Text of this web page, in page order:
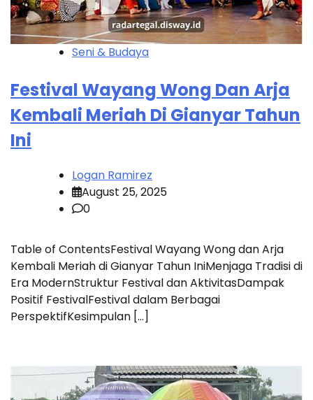
Seni & Budaya
Festival Wayang Wong Dan Arja
Kembali Meriah Di Gianyar Tahun
Ini
Logan Ramirez
August 25, 2025
0
Table of ContentsFestival Wayang Wong dan Arja
Kembali Meriah di Gianyar Tahun IniMenjaga Tradisi di
Era ModernStruktur Festival dan AktivitasDampak
Positif FestivalFestival dalam Berbagai
PerspektifKesimpulan […]